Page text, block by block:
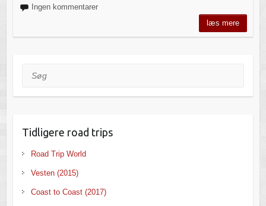
Ingen kommentarer
læs mere
Søg
Tidligere road trips
Road Trip World
Vesten (2015)
Coast to Coast (2017)